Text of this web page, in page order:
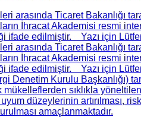
Ticaret Bakanlığı
İhracat Akademisi resmi
ifade edilmiştir. Yazı için Lütfen
Ticaret Bakanlığı
İhracat Akademisi resmi
ifade edilmiştir. Yazı için Lütfen
Denetim Kurulu Başkanlığı)
sıklıkla
düzeylerinin artırılması,
amaçlanmaktadır.